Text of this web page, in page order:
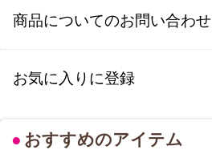
商品についてのお問い合わせ
お気に入りに登録
● おすすめのアイテム